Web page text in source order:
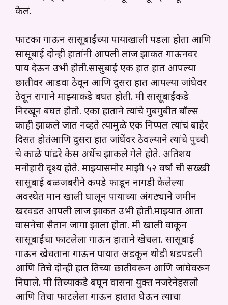
केलं.
फाटका गाऊन सासूबाईंच्या पायाखाली पडला होता आणि
सासूबाई दोन्ही हातांनी आपली लाज झाकत गाऊनवर
पाय देऊन उभी होती.सासुबाई एक हात हात आपल्या
छातीवर आडवा ठेवून आणि दुसरा हात आपल्या जांघेवर
ठेवून रागाने माझ्याकडे बघत होती. मी सासूबाईंकडे
निरखून बघत होतो. एका हाताने त्यांचे गुबगुबीत बॉल्स
काही झाकले जात नव्हते त्यामुळे एक निप्पल त्यांचं बाहेर
दिसत होतंआणि दुसरा हात जांघेंवर ठेवल्याने त्यांचे पुच्ची
चे काळे पांढरे केस अर्धेच झाकले गेले होते. अतिशय
मनोहारी दृश्य होते. माझ्यासमोर माझी ५२ वर्षा ची सख्खी
सासुबाई बळजबरीने कपडे फाडून नागडी केलेल्या
अवस्थेत मान खाली घालून पायाच्या अंगठ्याने जमीन
खरवडत आपली लाज झाकत उभी होती.माझ्यात आता
वासनेचा सैतान जागा झाला होता. मी खाली वाकून
सासूबाईंचा फाटलेला गाऊन हाताने खेचला. सासूबाई
गाऊन खेचताना गाऊन पायात अडकून थोडी धडपडली
आणि तिचे दोन्ही हात तिच्या छातीवरून आणि जांघेवरून
निघाले. मी तिच्याकडे बघून वासना युक्त नजरेनेहसलो
आणि तिचा फाटलेला गाऊन हातात घेऊन त्याचा